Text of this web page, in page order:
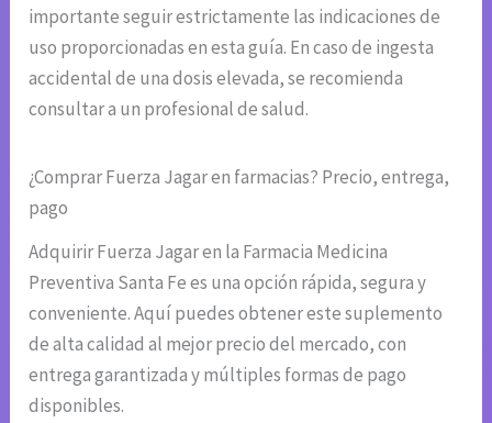
importante seguir estrictamente las indicaciones de
uso proporcionadas en esta guía. En caso de ingesta
accidental de una dosis elevada, se recomienda
consultar a un profesional de salud.
¿Comprar Fuerza Jagar en farmacias? Precio, entrega,
pago
Adquirir Fuerza Jagar en la Farmacia Medicina
Preventiva Santa Fe es una opción rápida, segura y
conveniente. Aquí puedes obtener este suplemento
de alta calidad al mejor precio del mercado, con
entrega garantizada y múltiples formas de pago
disponibles.